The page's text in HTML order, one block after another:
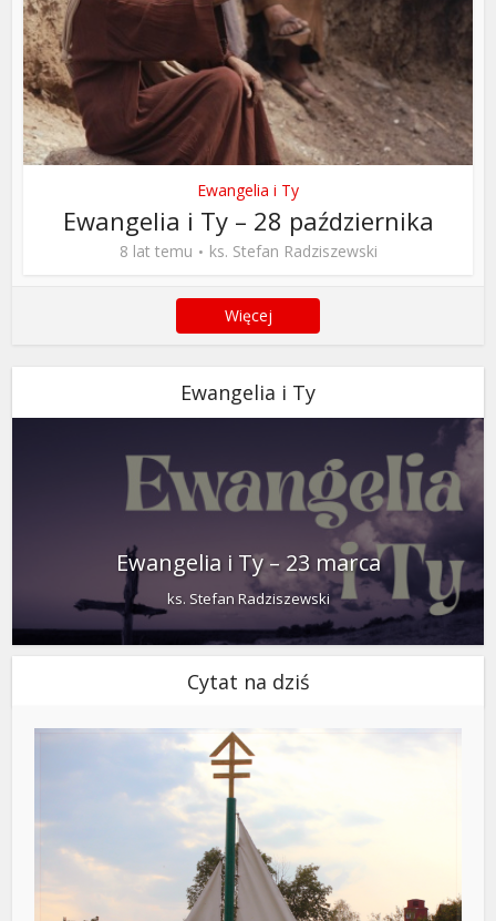
Ewangelia i Ty
Ewangelia i Ty – 28 października
8 lat temu ks. Stefan Radziszewski
Więcej
Ewangelia i Ty
Ewangelia i Ty – 23 marca
ks. Stefan Radziszewski
Cytat na dziś